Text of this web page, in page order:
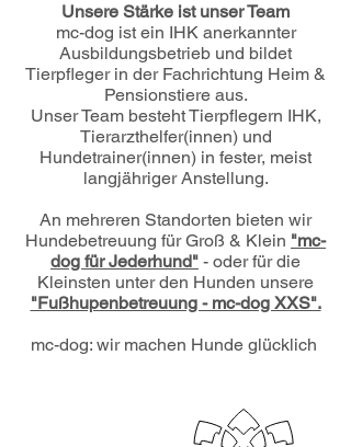
Unsere Stärke ist unser Team
mc-dog ist ein IHK anerkannter
Ausbildungsbetrieb und bildet
Tierpfleger in der Fachrichtung Heim &
Pensionstiere aus.
Unser Team besteht Tierpflegern IHK,
Tierarzthelfer(innen) und
Hundetrainer(innen) in fester, meist
langjähriger Anstellung.
An mehreren Standorten bieten wir
Hundebetreuung für Groß & Klein "mc-
dog für Jederhund" - oder für die
Kleinsten unter den Hunden unsere
"Fußhupenbetreuung - mc-dog XXS".
mc-dog: wir machen Hunde glücklich